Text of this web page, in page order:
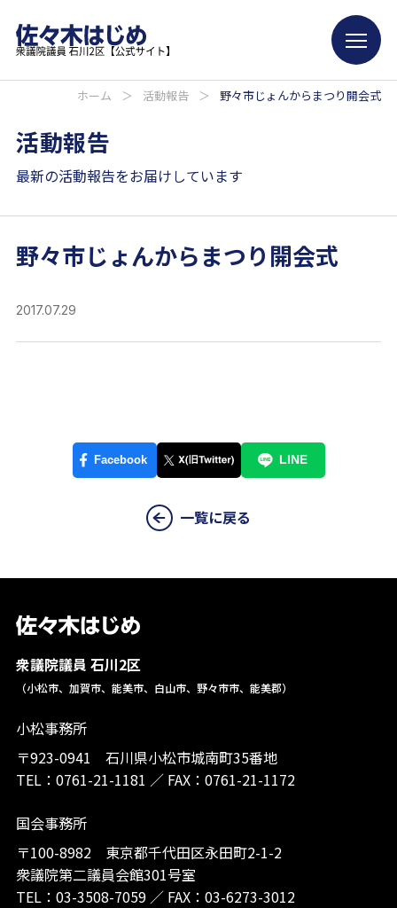
ホーム ＞ 活動報告 ＞ 野々市じょんからまつり開会式
活動報告
最新の活動報告をお届けしています
野々市じょんからまつり開会式
2017.07.29
一覧に戻る
衆議院議員 石川2区
（小松市、加賀市、能美市、白山市、野々市市、能美郡）
小松事務所
〒923-0941 石川県小松市城南町35番地
TEL： 0761-21-1181 ／ FAX：0761-21-1172
国会事務所
〒100-8982 東京都千代田区永田町2-1-2
衆議院第二議員会館301号室
TEL： 03-3508-7059／ FAX：03-6273-3012